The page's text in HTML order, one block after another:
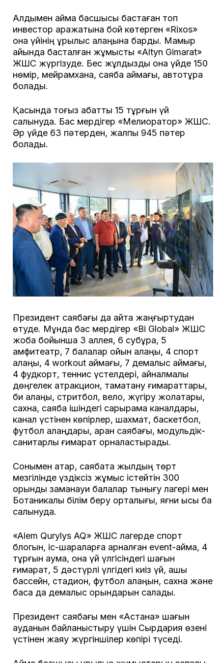
Алдымен аймақ басшысы бастаған топ
инвестор қаражатына бой көтерген «Rixos»
қонақ үйінің құрылыс алаңына барды. Мамыр
айында басталған жұмысты «Altyn Gimarat»
ЖШС жүргізуде. Бес жұлдызды қонақ үйде 150
нөмір, мейрамхана, саябақ аймағы, автотұрақ
болады.
Қасында тоғыз қабатты 15 тұрғын үй
салынуда. Бас мердігер «Мелиоратор» ЖШС.
Әр үйде 63 пәтерден, жалпы 945 пәтер
болады.
Президент саябағы да қайта жаңғыртудан
өтуде. Мұнда бас мердігер «Bi Global» ЖШС
жоба бойынша 3 аллея, 6 субұрқақ, 5
амфитеатр, 7 балалар ойын алаңы, 4 спорт
алаңы, 4 workout аймағы, 7 демалыс аймағы,
4 фудкорт, теннис үстелдері, айналмалы
дөңгелек атракцион, тамақтану ғимараттары,
би алаңы, стритбол, вело, жүгіру жолақтары,
сахна, саябақ ішіндегі сарқырама каналдары,
канал үстінен көпірлер, шахмат, баскетбол,
футбол алаңдары, арқан саябағы, модульдік-
санитарлық ғимарат орналастырады.
Сонымен қатар, саябақта жылдың төрт
мезгілінде үздіксіз жұмыс істейтін 300
орындық заманауи балалар тынығу лагері мен
Ботаникалық білім беру орталығы, яғни қысқы бақ
салынуда.
«Alem Qurylys AQ» ЖШС лагерде спорт
блогын, іс-шараларға арналған event-аймақ, 4
тұрғын аумақ, қонақ үй үлгісіндегі шағын
ғимарат, 5 дәстүрлі үлгідегі киіз үй, ашық
бассейн, стадион, футбол алаңын, сахна және
басқа да демалыс орындарын салады.
Президент саябағы мен «Астана» шағын
ауданын байланыстыру үшін Сырдария өзені
үстінен жаяу жүргіншілер көпірі түседі.